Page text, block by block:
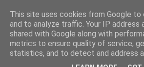
This site uses cookies from Google to
and to analyze traffic. Your IP address
shared with Google along with
metrics to ensure quality of service,
statistics, and to detect and address